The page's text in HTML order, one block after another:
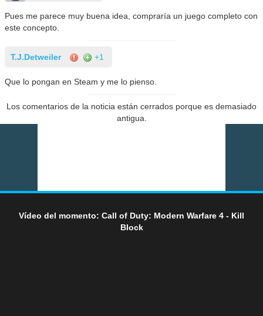
Pues me parece muy buena idea, compraría un juego completo con
este concepto.
T.J.Detweiler +1
Que lo pongan en Steam y me lo pienso.
Los comentarios de la noticia están cerrados porque es demasiado
antigua.
Vídeo del momento: Call of Duty: Modern Warfare 4 - Kill
Block